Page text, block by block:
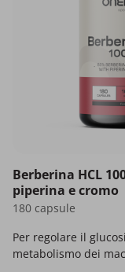
Berberina HCL
piperina e cromo
180 capsule
Per regolare il
metabolismo dei